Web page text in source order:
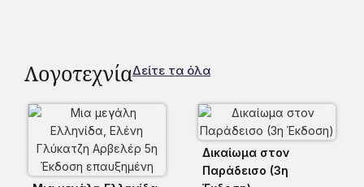
ΛογοτεχνίαΔείτε τα όλα
Δικαίωμα στον
Παράδεισο (3η